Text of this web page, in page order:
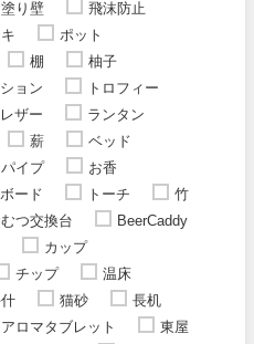
塗り壁
飛沫防止
ポット
棚
柚子
ョン
トロフィー
ザー
ランタン
薪
ベッド
イプ
お香
ード トーチ
竹
つ交換台
BeerCaddy
カップ
チップ
温床
猫砂
長机
アロマタブレット
東屋